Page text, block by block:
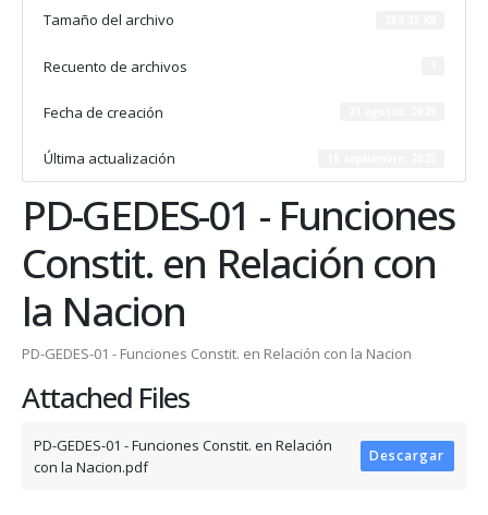
Tamaño del archivo
Recuento de archivos
Fecha de creación
Última actualización
PD-GEDES-01 - Funciones
Constit. en Relación con
la Nacion
PD-GEDES-01 - Funciones Constit. en Relación con la Nacion
Attached Files
PD-GEDES-01 - Funciones Constit. en Relación
con la Nacion.pdf
Descargar